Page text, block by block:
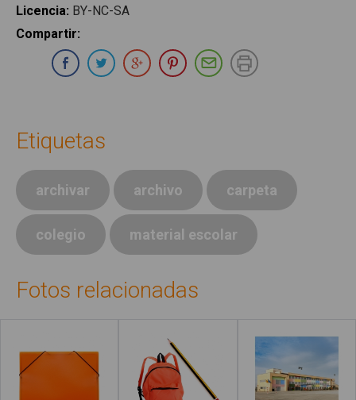
Licencia: BY-NC-SA
Compartir:
Compartir en Whatsapp
Compartir en Facebook
Compartir en Twitter
Compartir en Google Plus
Compartir en Pinterest
Compartir por E-
Etiquetas
archivar archivo carpeta
colegio material escolar
Fotos relacionadas